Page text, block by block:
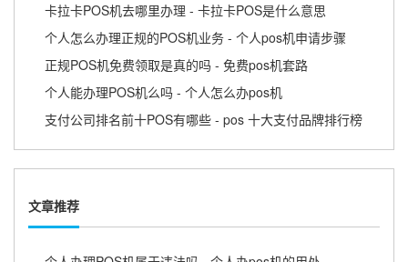
卡拉卡POS机去哪里办理 - 卡拉卡POS是什么意思
个人怎么办理正规的POS机业务 - 个人pos机申请步骤
正规POS机免费领取是真的吗 - 免费pos机套路
个人能办理POS机么吗 - 个人怎么办pos机
支付公司排名前十POS有哪些 - pos 十大支付品牌排行榜
文章推荐